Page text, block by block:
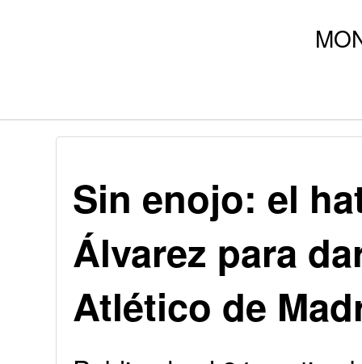
Sin enojo: el
Álvarez para
Atlético de